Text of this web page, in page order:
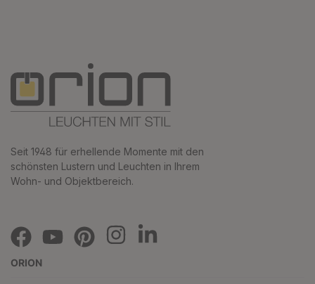
Seit 1948 für erhellende Momente mit den
schönsten Lustern und Leuchten in Ihrem
Wohn- und Objektbereich.
ORION